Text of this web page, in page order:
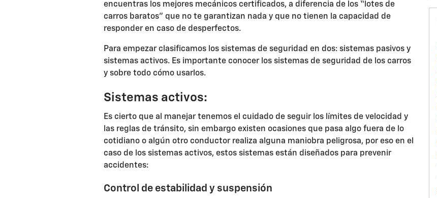
encuentras los mejores mecánicos certificados, a diferencia de los “lotes de
carros baratos” que no te garantizan nada y que no tienen la capacidad de
responder en caso de desperfectos.
Para empezar clasificamos los sistemas de seguridad en dos: sistemas pasivos y
sistemas activos. Es importante conocer los sistemas de seguridad de los carros
y sobre todo cómo usarlos.
Sistemas activos:
Es cierto que al manejar tenemos el cuidado de seguir los límites de velocidad y
las reglas de tránsito, sin embargo existen ocasiones que pasa algo fuera de lo
cotidiano o algún otro conductor realiza alguna maniobra peligrosa, por eso en el
caso de los sistemas activos, estos sistemas están diseñados para prevenir
accidentes:
Control de estabilidad y suspensión